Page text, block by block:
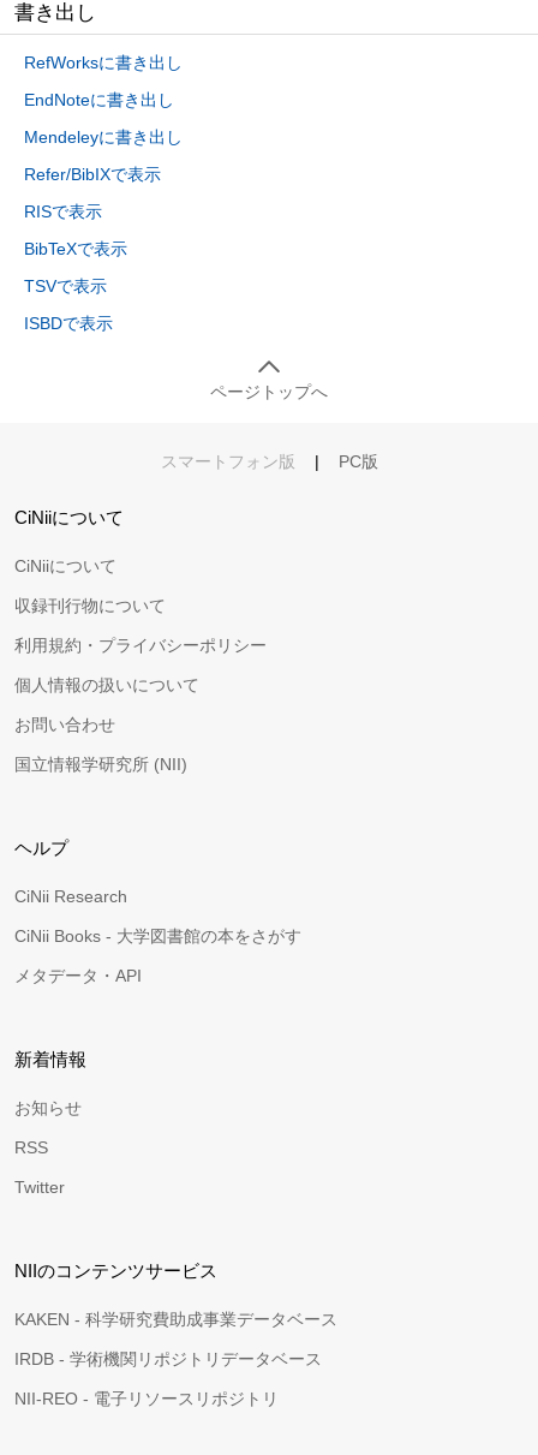
書き出し
RefWorksに書き出し
EndNoteに書き出し
Mendeleyに書き出し
Refer/BibIXで表示
RISで表示
BibTeXで表示
TSVで表示
ISBDで表示
ページトップへ
スマートフォン版 | PC版
CiNiiについて
CiNiiについて
収録刊行物について
利用規約・プライバシーポリシー
個人情報の扱いについて
お問い合わせ
国立情報学研究所 (NII)
ヘルプ
CiNii Research
CiNii Books - 大学図書館の本をさがす
メタデータ・API
新着情報
お知らせ
RSS
Twitter
NIIのコンテンツサービス
KAKEN - 科学研究費助成事業データベース
IRDB - 学術機関リポジトリデータベース
NII-REO - 電子リソースリポジトリ